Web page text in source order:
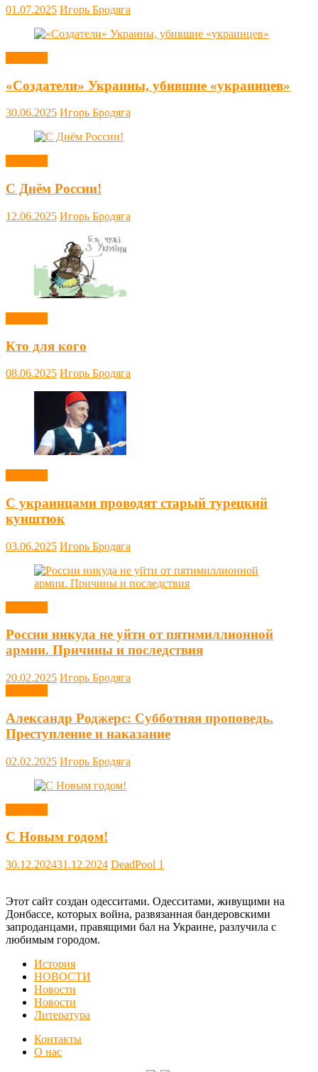
01.07.2025 Игорь Бродяга
«Создатели» Украины, убившие «украинцев»
30.06.2025 Игорь Бродяга
С Днём России!
12.06.2025 Игорь Бродяга
Кто для кого
08.06.2025 Игорь Бродяга
С украинцами проводят старый турецкий
кунштюк
03.06.2025 Игорь Бродяга
России никуда не уйти от пятимиллионной
армии. Причины и последствия
20.02.2025 Игорь Бродяга
Александр Роджерс: Субботняя проповедь.
Преступление и наказание
02.02.2025 Игорь Бродяга
С Новым годом!
30.12.202431.12.2024 DeadPool 1
Этот сайт создан одесситами. Одесситами, живущими на
Донбассе, которых война, развязанная бандеровскими
запроданцами, правящими бал на Украине, разлучила с
любимым городом.
История
НОВОСТИ
Новости
Новости
Литература
Контакты
О нас